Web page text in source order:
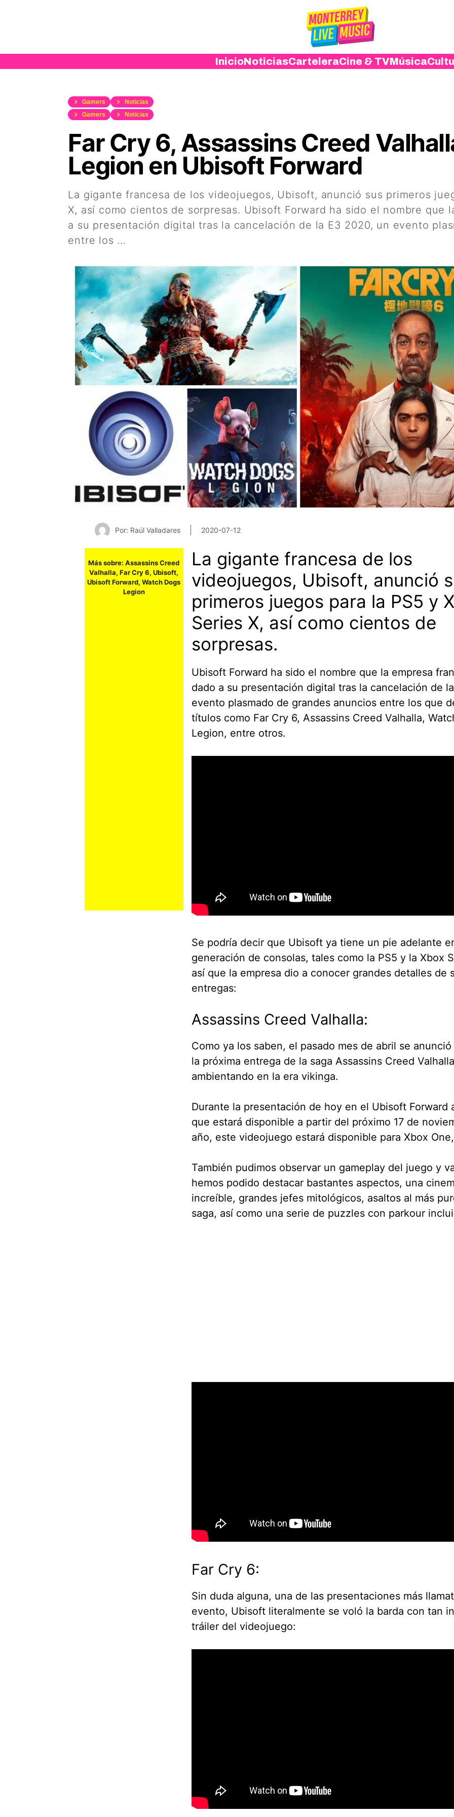
InicioNoticiasCarteleraCine & TVMúsica
Gamers
Noticias
Gamers
Noticias
Far Cry 6, Assassins Creed
Legion en Ubisoft Forward
La gigante francesa de los videojuegos, Ubisoft, anunció sus primeros
X, así como cientos de sorpresas. Ubisoft Forward ha sido el nombre que
a su presentación digital tras la cancelación de la E3 2020, un evento
entre los ...
Por: Raúl Valladares 2020-07-12
Más sobre:Assassins Creed
Valhalla,Far Cry 6,Ubisoft,
Ubisoft Forward,Watch Dogs
Legion
La gigante francesa de los
videojuegos, Ubisoft, anunció
primeros juegos para la PS5 y
Series X, así como cientos de
sorpresas.
Ubisoft Forward ha sido el nombre que la empresa
dado a su presentación digital tras la cancelación de
evento plasmado de grandes anuncios entre los que
títulos como Far Cry 6, Assassins Creed Valhalla,
Legion, entre otros.
Se podría decir que Ubisoft ya tiene un pie adelante
generación de consolas, tales como la PS5 y la Xbox
así que la empresa dio a conocer grandes detalles de
entregas:
Assassins Creed Valhalla:
Como ya los saben, el pasado mes de abril se
la próxima entrega de la saga Assassins Creed
ambientando en la era vikinga.
Durante la presentación de hoy en el Ubisoft Forward
que estará disponible a partir del próximo 17 de
año, este videojuego estará disponible para Xbox
También pudimos observar un gameplay del juego y
hemos podido destacar bastantes aspectos, una
increíble, grandes jefes mitológicos, asaltos al más
saga, así como una serie de puzzles con parkour
Far Cry 6:
Sin duda alguna, una de las presentaciones más
evento, Ubisoft literalmente se voló la barda con tan
tráiler del videojuego: